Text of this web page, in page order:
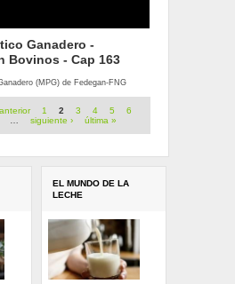
Ganadero -
Bovinos - Cap 163
(MPG) de Fedegan-FNG
1 2 3 4 5
6
… siguiente › última »
EL MUNDO DE LA
LECHE